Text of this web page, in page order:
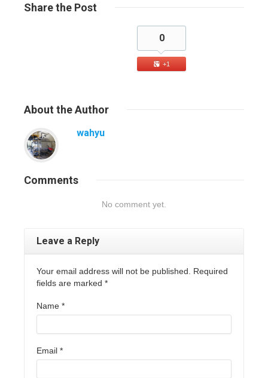
Sharethe Post
0
+1
About the Author
wahyu
Comments
No comment yet.
Leave a Reply
Your email address will not be published. Required
fields are marked *
Name *
Email *